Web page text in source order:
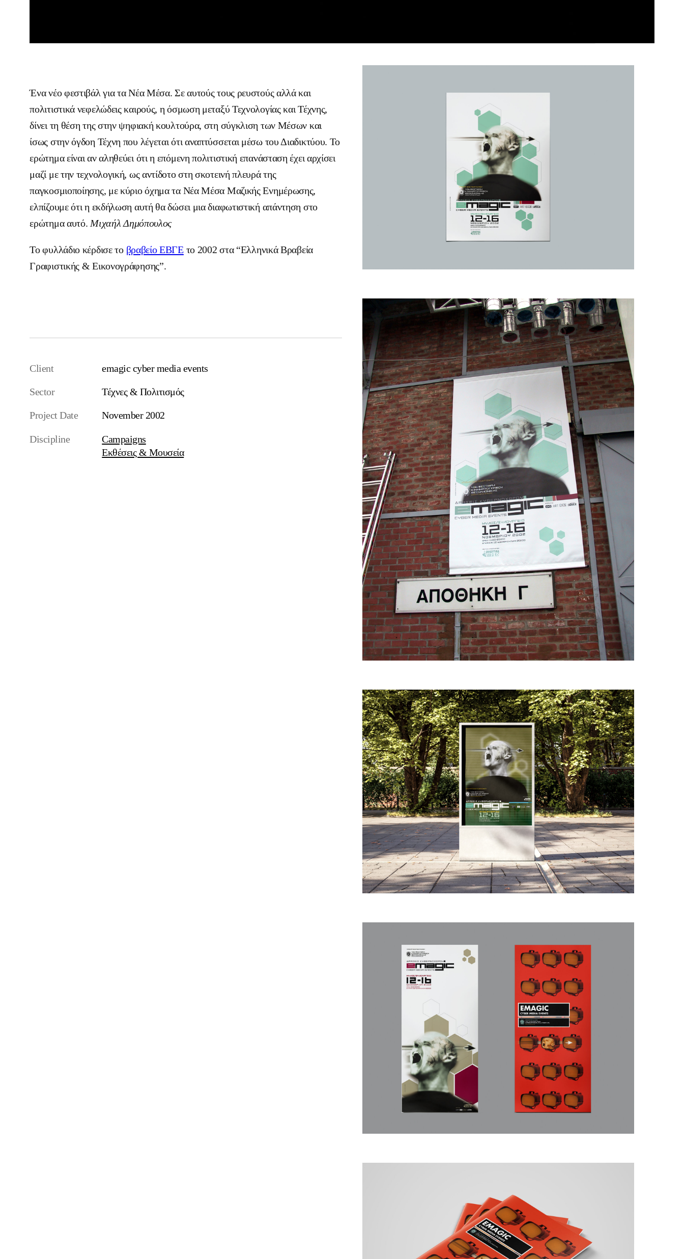
Ένα νέο φεστιβάλ για τα Νέα Μέσα. Σε αυτούς τους ρευστούς αλλά και
πολιτιστικά νεφελώδεις καιρούς, η όσμωση μεταξύ Τεχνολογίας και Τέχνης,
δίνει τη θέση της στην ψηφιακή κουλτούρα, στη σύγκλιση των Μέσων και
ίσως στην όγδοη Τέχνη που λέγεται ότι αναπτύσσεται μέσω του Διαδικτύου. Το
ερώτημα είναι αν αληθεύει ότι η επόμενη πολιτιστική επανάσταση έχει αρχίσει
μαζί με την τεχνολογική, ως αντίδοτο στη σκοτεινή πλευρά της
παγκοσμιοποίησης, με κύριο όχημα τα Νέα Μέσα Μαζικής Ενημέρωσης,
ελπίζουμε ότι η εκδήλωση αυτή θα δώσει μια διαφωτιστική απάντηση στο
ερώτημα αυτό. Μιχαήλ Δημόπουλος
Το φυλλάδιο κέρδισε το βραβείο ΕΒΓΕτο 2002 στα “Ελληνικά Βραβεία
Γραφιστικής & Εικονογράφησης”.
Client emagic cyber media events
Sector Τέχνες & Πολιτισμός
Project Date November 2002
Discipline
Campaigns
Εκθέσεις & Μουσεία